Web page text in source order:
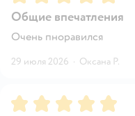
Общие впечатления
Очень пноравился
29 июля 2026 · Оксана Р.
Рейтинг:5